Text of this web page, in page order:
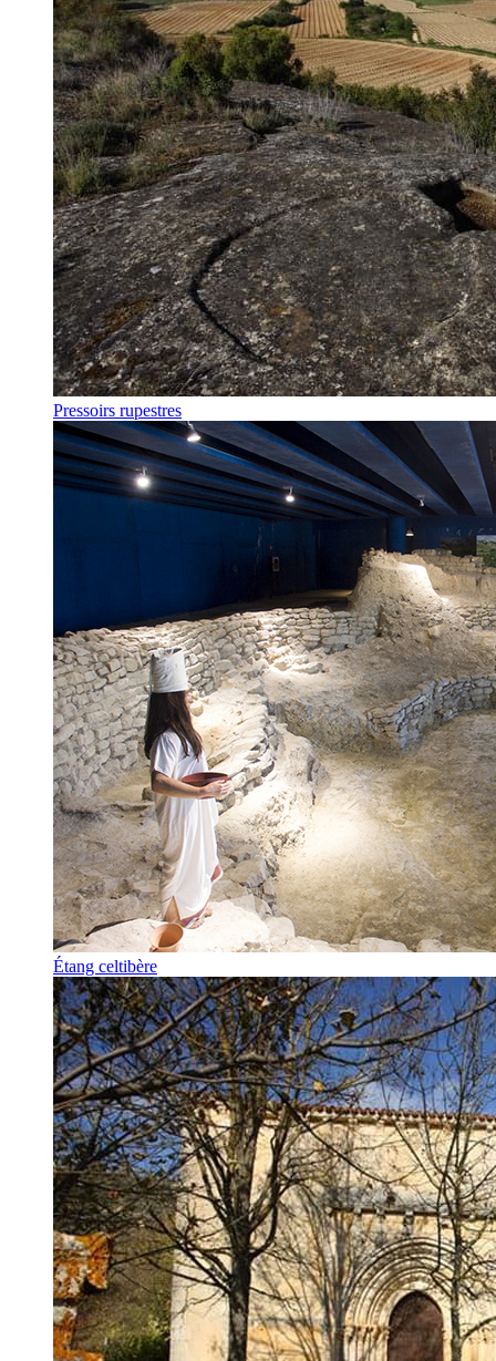
Pressoirs rupestres
Étang celtibère